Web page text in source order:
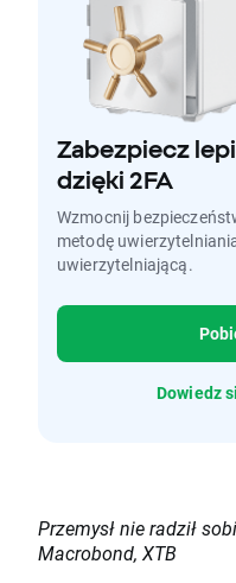
Zabezpiecz
dzięki 2FA
Wzmocnij
metodę
uwierzytelniającą.
Dowiedz
Przemysł nie radził
Macrobond, XTB